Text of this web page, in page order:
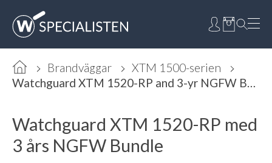
Brandväggar
XTM 1500-serien
Watchguard XTM 1520-RP and 3-yr NGFW Bundle
Watchguard XTM 1520-RP med
3 års NGFW Bundle